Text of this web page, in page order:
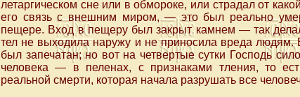
летаргическом сне или в обмороке, или страдал от
его связь с внешним миром, — это был реально
пещере. Вход в пещеру был закрыт камнем — так
тел не выходила наружу и не приносила вреда людям.
был запечатан; но вот на четвертые сутки Господь
человека — в пеленах, с признаками тления, то
реальной смерти, которая начала разрушать все